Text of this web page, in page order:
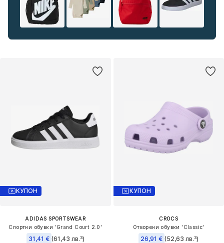
КУПОН
ADIDAS SPORTSWEAR
Спортни обувки 'Grand Court 2.0'
31,41 € (61,43 лв.³)
КУПОН
CROCS
Отворени обувки 'Classic'
26,91 € (52,63 лв.³)